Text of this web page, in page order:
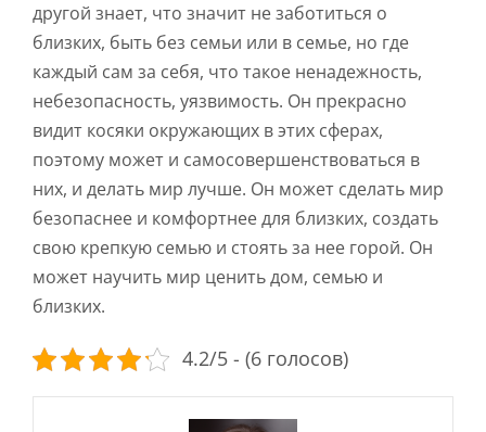
другой знает, что значит не заботиться о
близких, быть без семьи или в семье, но где
каждый сам за себя, что такое ненадежность,
небезопасность, уязвимость. Он прекрасно
видит косяки окружающих в этих сферах,
поэтому может и самосовершенствоваться в
них, и делать мир лучше. Он может сделать мир
безопаснее и комфортнее для близких, создать
свою крепкую семью и стоять за нее горой. Он
может научить мир ценить дом, семью и
близких.
4.2/5 - (6 голосов)